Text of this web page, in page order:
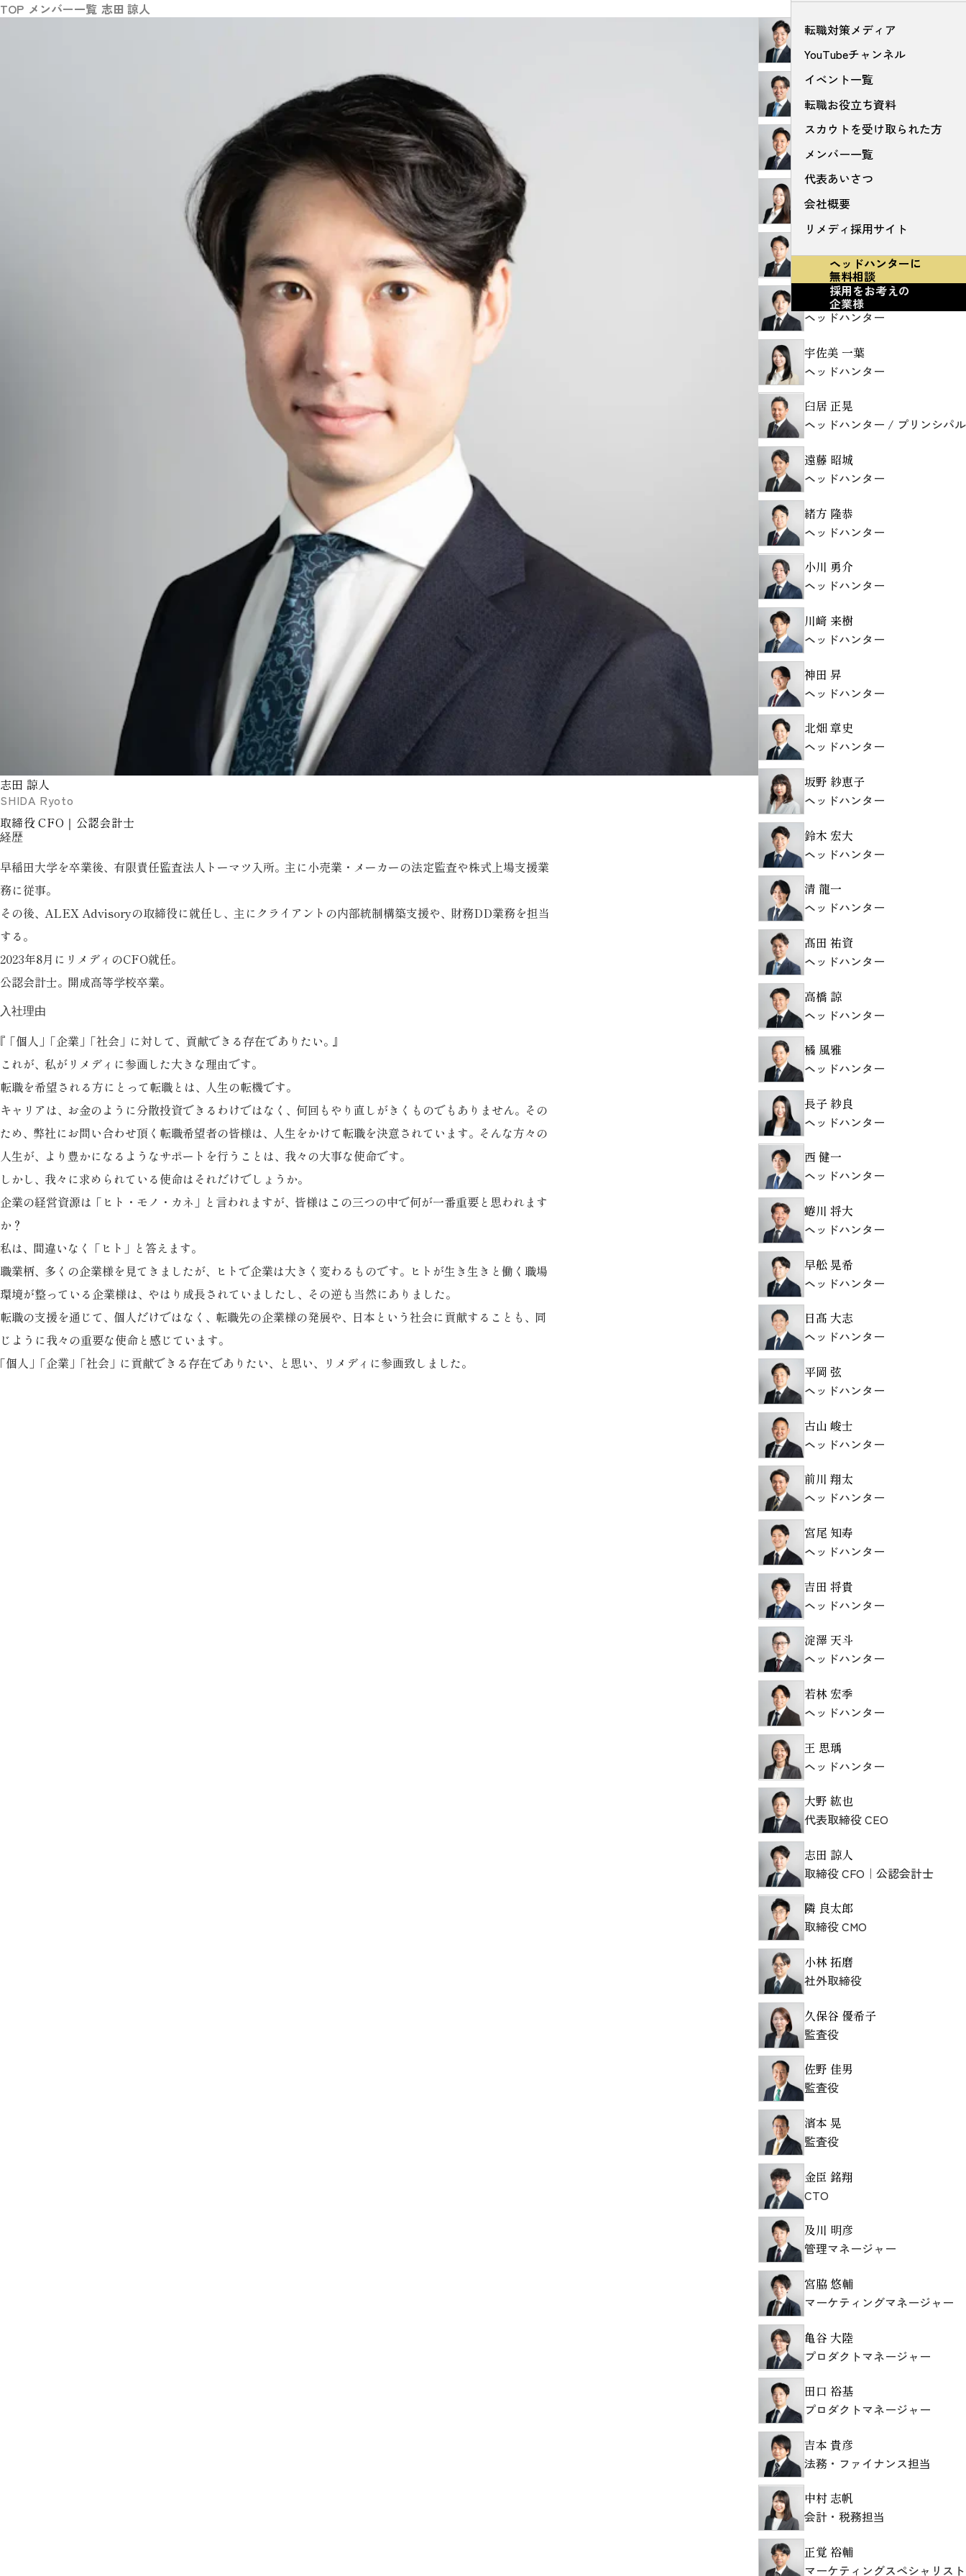
転職対策メディア
YouTubeチャンネル
イベント一覧
転職お役立ち資料
スカウトを受け取られた方
メンバー一覧
代表あいさつ
会社概要
リメディ採用サイト
ヘッドハンターに
無料相談
採用をお考えの
企業様
TOP メンバー一覧 志田 諒人
志田 諒人
SHIDA Ryoto
取締役 CFO｜公認会計士
経歴
早稲田大学を卒業後、 有限責任監査法人トーマツ入所。 主に小売業・メーカーの法定監査や株式上場支援業
務に従事。
その後、 ALEX Advisoryの取締役に就任し、 主にクライアントの内部統制構築支援や、 財務DD業務を担当
する。
2023年8月にリメディのCFO就任。
公認会計士。 開成高等学校卒業。
入社理由
「個人 」 「企業 」 「社会 」 に対して、 貢献できる存在でありたい。 』
これが、 私がリメディに参画した大きな理由です。
転職を希望される方にとって転職とは、 人生の転機です。
キャリアは、 お金のように分散投資できるわけではなく 、 何回もやり直しがきくものでもありません。 その
ため、 弊社にお問い合わせ頂く転職希望者の皆様は、 人生をかけて転職を決意されています。 そんな方々の
人生が、 より豊かになるようなサポートを行うことは、 我々の大事な使命です。
しかし、 我々に求められている使命はそれだけでしょうか。
企業の経営資源は 「ヒト・モノ・カネ 」 と言われますが、 皆様はこの三つの中で何が一番重要と思われます
か？
私は、 間違いな く 「ヒト 」 と答えます。
職業柄、 多くの企業様を見てきましたが、 ヒトで企業は大きく変わるものです。 ヒトが生き生きと働く職場
環境が整っている企業様は、 やはり成長されていましたし、 その逆も当然にありました。
転職の支援を通じて、 個人だけではなく 、 転職先の企業様の発展や、 日本という社会に貢献することも 、 同
じように我々の重要な使命と感じています。
個人 」 「企業 」 「社会 」 に貢献できる存在でありたい、 と思い、 リメディに参画致しました。
山田 顕太郎
取締役
馬越 雄司
ディレクター/採用責任者
飯田 貞大
ヘッドハンター
ヘッドハンター
ヘッドハンター
井上 晶斗
ヘッドハンター
宇佐美 一葉
ヘッドハンター
臼居 正晃
ヘッドハンター / プリンシパル
遠藤 昭城
ヘッドハンター
緒方 隆恭
ヘッドハンター
小川 勇介
ヘッドハンター
川﨑 来樹
ヘッドハンター
神田 昇
ヘッドハンター
北畑 章史
ヘッドハンター
坂野 紗恵子
ヘッドハンター
鈴木 宏大
ヘッドハンター
清 龍一
ヘッドハンター
髙田 祐資
ヘッドハンター
高橋 諒
ヘッドハンター
橘 風雅
ヘッドハンター
長子 紗良
ヘッドハンター
西 健一
ヘッドハンター
蜷川 将大
ヘッドハンター
早舩 晃希
ヘッドハンター
日髙 大志
ヘッドハンター
平岡 弦
ヘッドハンター
古山 峻士
ヘッドハンター
前川 翔太
ヘッドハンター
宮尾 知寿
ヘッドハンター
吉田 将貴
ヘッドハンター
淀澤 天斗
ヘッドハンター
若林 宏季
ヘッドハンター
王 思瑀
ヘッドハンター
大野 紘也
代表取締役 CEO
志田 諒人
取締役 CFO｜公認会計士
隣 良太郎
取締役 CMO
小林 拓磨
社外取締役
久保谷 優希子
監査役
佐野 佳男
監査役
濱本 晃
監査役
金臣 銘翔
CTO
及川 明彦
管理マネージャー
宮脇 悠輔
マーケティングマネージャー
亀谷 大陸
プロダクトマネージャー
田口 裕基
プロダクトマネージャー
吉本 貴彦
法務・ファイナンス担当
中村 志帆
会計・税務担当
正覚 裕輔
マーケティングスペシャリスト